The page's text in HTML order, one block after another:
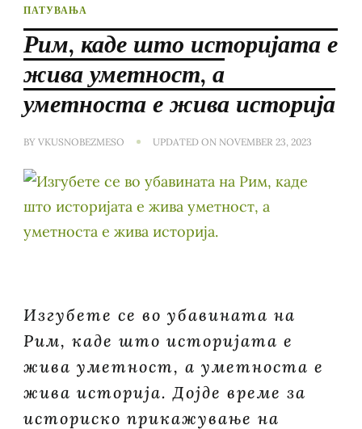
ПАТУВАЊА
Рим, каде што историјата е
жива уметност, а
уметноста е жива историја
BY VKUSNOBEZMESO UPDATED ON NOVEMBER 23, 2023
Изгубете се во убавината на
Рим, каде што историјата е
жива уметност, а уметноста е
жива историја. Дојде време за
историско прикажување на